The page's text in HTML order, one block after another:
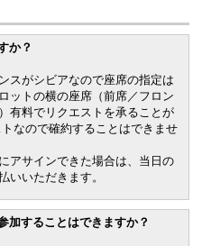
か？
スがシビアなので座席の指定は
ットの横の座席（前席／フロン
有料でリクエストを承ることが
なので確約することはできませ
アサインできた場合は、当日の
いいただきます。
加することはできますか？